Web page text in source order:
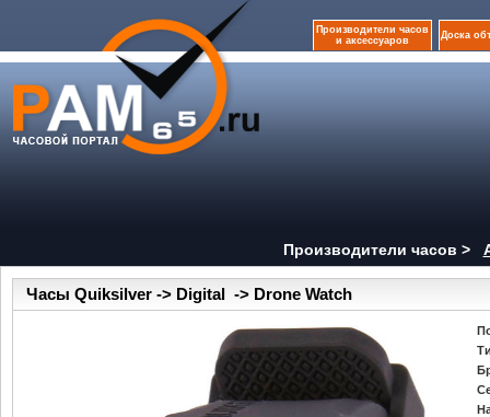
Производители часов
и аксессуаров
Доска
Производители часов >
Часы Quiksilver -> Digital -> Drone Watch